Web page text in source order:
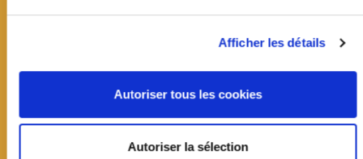
Afficher les détails
Autoriser tous les cookies
Autoriser la sélection
Mairie de Jouy-en-Josas
19 avenue Jean Jaurès